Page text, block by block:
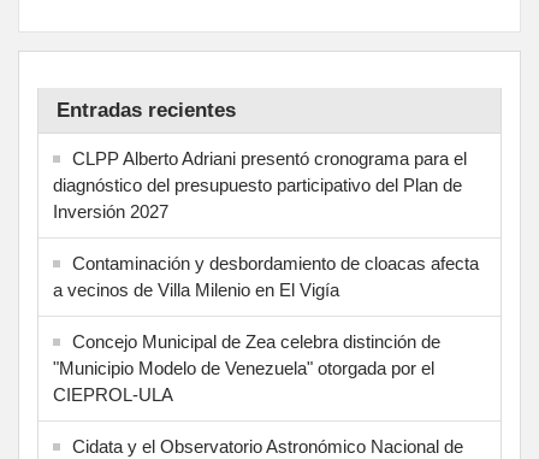
Entradas recientes
CLPP Alberto Adriani presentó cronograma para el
diagnóstico del presupuesto participativo del Plan de
Inversión 2027
Contaminación y desbordamiento de cloacas afecta
a vecinos de Villa Milenio en El Vigía
Concejo Municipal de Zea celebra distinción de
"Municipio Modelo de Venezuela" otorgada por el
CIEPROL-ULA
Cidata y el Observatorio Astronómico Nacional de